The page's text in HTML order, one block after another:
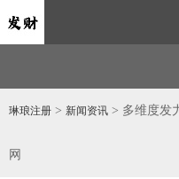
琳琅注册 > 新闻资讯 > 多维度发
网